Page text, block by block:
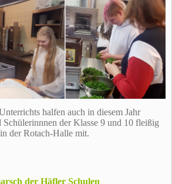
halfen auch in diesem Jahr
der Klasse 9 und 10 fleißig
der Rotach-Halle mit.
der Häfler Schulen